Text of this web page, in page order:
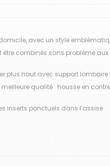
avec un style
être combinés sans problème
plus haut avec support lombaire
qualité : housse en
inserts ponctuels dans l’assise